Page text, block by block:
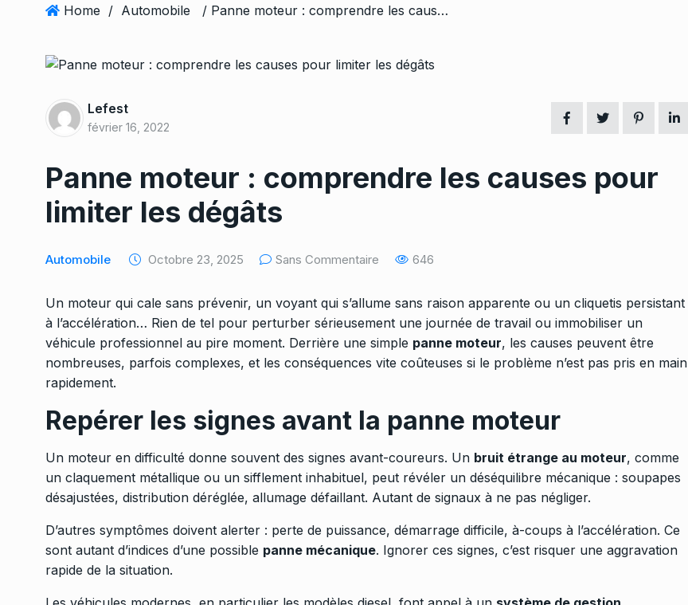
Home / Automobile / Panne moteur : comprendre les causes pour limiter les dégâts
Lefest
février 16, 2022
Panne moteur : comprendre les causes pour
limiter les dégâts
Automobile Octobre 23, 2025 Sans Commentaire 646
Un moteur qui cale sans prévenir, un voyant qui s’allume sans raison apparente ou un cliquetis persistant
à l’accélération… Rien de tel pour perturber sérieusement une journée de travail ou immobiliser un
véhicule professionnel au pire moment. Derrière une simple panne moteur, les causes peuvent être
nombreuses, parfois complexes, et les conséquences vite coûteuses si le problème n’est pas pris en main
rapidement.
Repérer les signes avant la panne moteur
Un moteur en difficulté donne souvent des signes avant-coureurs. Un bruit étrange au moteur, comme
un claquement métallique ou un sifflement inhabituel, peut révéler un déséquilibre mécanique : soupapes
désajustées, distribution déréglée, allumage défaillant. Autant de signaux à ne pas négliger.
D’autres symptômes doivent alerter : perte de puissance, démarrage difficile, à-coups à l’accélération. Ce
sont autant d’indices d’une possible panne mécanique. Ignorer ces signes, c’est risquer une aggravation
rapide de la situation.